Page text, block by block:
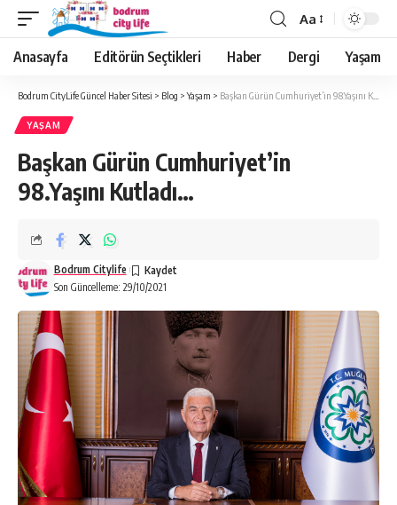
Aa
Anasayfa Editörün Seçtikleri Haber Dergi Yaşam
Bodrum CityLife Güncel Haber Sitesi > Blog >Yaşam > Başkan Gürün Cumhuriyet’in 98.Yaşını Kutladı…
YAŞAM
Başkan Gürün Cumhuriyet’in
98.Yaşını Kutladı…
Son Güncelleme: 29/10/2021
Bodrum Citylife